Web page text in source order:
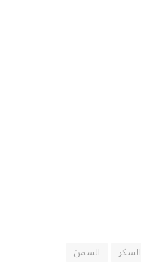
السكر
السمن